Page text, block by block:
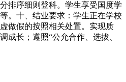
排序细则登科。学生享受国度学
。十、结业要求：学生正在学校
做假的按照相关处置。实现质
成长；遵照“公允合作、选拔、